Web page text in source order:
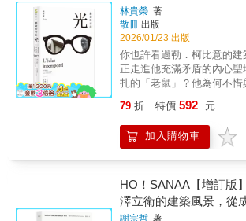
Chaos" as his core
translate Hong Kong's
culture into a unique design
designed the Hong Kong
one of the designers of
He was also among the
reform and opening-
stroke in 2002, Tao Ho's
spanned fifty years. His
work—including designs,
and artistic
influence Hong Kong's
culture today as both
品全集。本書即為此構想的
柯比意基金會正式授權的勒
集。長達55年的創作生涯，
師勒．柯比意親自編輯而
除了是「作品專輯」，更
程典籍」；甚至也是「側
記」，有「略傳」總述他的
裡行間透露許多他的人生軌
年紀輕輕就對現代藝術、工
的想像；有對於布爾什維克
房子的字句；有自嘲內向
犬」的方案手法；有抱怨被
意；有淡化在二戰期間企圖
作高雄佛教堂（1954-1966
設廳十大建築首獎，隨後陸
浪大樓（1962-1963）、鳳
1976／1983-1985）等重要
榮獲第一屆金鼎獎十大建
大閎、陳其寬、修澤蘭、沈
長年深耕高雄的陳仁和卻鮮
外省菁英長期掌握媒體資源
重遮蔽下，他的重要作品逐
字在建築圈幾乎無人知曉
期，學界開始重新檢視這
築師，透過持續的田野勘
他在建築史上的位置。本
建築師的美國近代建築先驅
徹底顛覆建築標準，是建築
聿銘，是現代主義建築的最
調：「建築是人生的鏡子
安藤忠雄，對清水混擬土
比意第二，他信奉：「你
將思考從無知中能夠成就什
根、法蘭克．蓋瑞、阿道．
諾、雷姆．庫哈斯、札哈．
志作一名建築師，也曾經
不是一路順利完成自己的
名到成為全球美學的指標
中走向光芒耀眼的世界舞台
林貴榮 著
散冊 出版
2026/01/23 出版
你也許看過勒．柯比意的
正走進他充滿矛盾的內心
扎的「老鼠」？他為何不惜
孤獨？建築師林貴榮以深具
勒．柯比意在神壇下的真實
這是一趟精神旅程，邀請您
國勒．柯比意基金會特別
珍貴官方照片✦專序推薦法
會主席、法國在臺協會文化
79 折 特價 592 元
加入購物車
HO！SANAA【增訂版
澤立衛的建築風景，從
始、創作養分、旅行壯
謝宗哲 著